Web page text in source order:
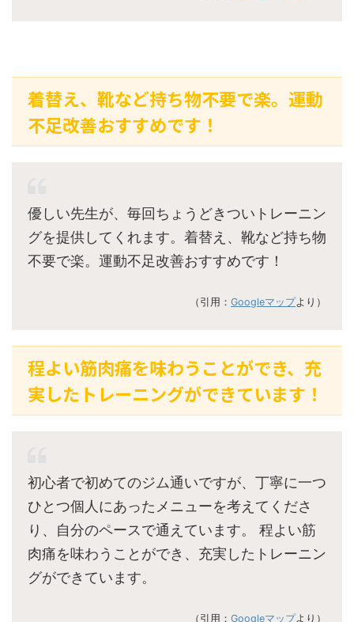
着替え、靴など持ち物不要で楽。運動
不足改善おすすめです！
優しい先生が、毎回ちょうどきついトレーニン
グを提供してくれます。着替え、靴など持ち物
不要で楽。運動不足改善おすすめです！
（引用： Googleマップより）
程よい筋肉痛を味わうことができ、充
実したトレーニングができています！
初心者で初めてのジム通いですが、丁寧に一つ
ひとつ個人にあったメニューを考えてくださ
り、自分のペースで通えています。 程よい筋
肉痛を味わうことができ、充実したトレーニン
グができています。
（引用： Googleマップより）